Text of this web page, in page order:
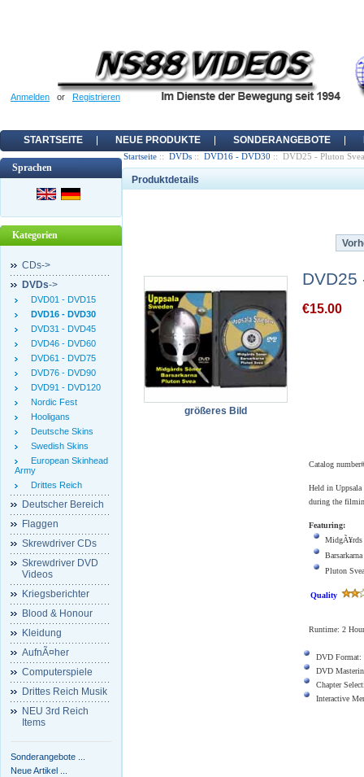
Anmelden or Registrieren
STARTSEITE NEUE PRODUKTE SONDERANGEBOTE
Sprachen
Kategorien
CDs->
DVDs->
DVD01 - DVD15
DVD16 - DVD30
DVD31 - DVD45
DVD46 - DVD60
DVD61 - DVD75
DVD76 - DVD90
DVD91 - DVD120
Nordic Fest
Hooligans
Deutsche Skins
Swedish Skins
European Skinhead
Army
Drittes Reich
Deutscher Bereich
Flaggen
Skrewdriver CDs
Skrewdriver DVD
Videos
Kriegsberichter
Blood & Honour
Kleidung
AufnÃ¤her
Computerspiele
Drittes Reich Musik
NEU 3rd Reich
Items
Sonderangebote ...
Neue Artikel ...
Startseite :: DVDs :: DVD16 - DVD30 :: DVD25 - Pluton
Produktdetails
größeres Bild
DVD25
€15.00
Catalog
Held in Uppsala
during the
Featuring:
MidgÃ¥rds
Barsarkarna
Pluton Svea
Quality
Runtime: 2
DVD Format:
DVD
Chapter
Interactive